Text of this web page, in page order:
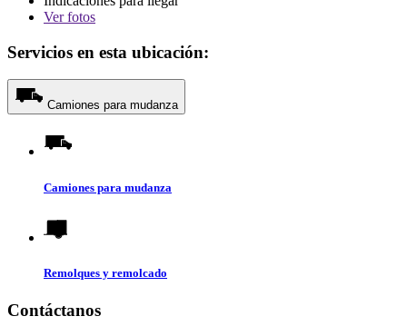
Verfotos
Servicios en esta ubicación:
Camiones para mudanza
Camiones para mudanza
Remolques y remolcado
Contáctanos